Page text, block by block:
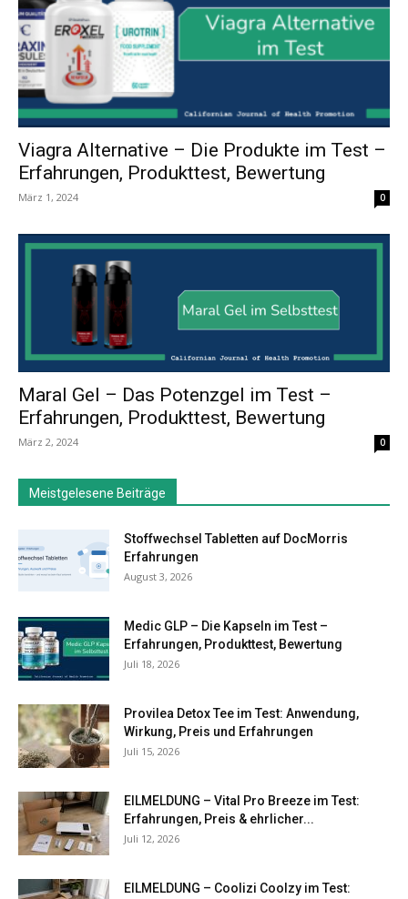
Viagra Alternative – Die Produkte im Test –
Erfahrungen, Produkttest, Bewertung
März 1, 2024 0
Maral Gel – Das Potenzgel im Test –
Erfahrungen, Produkttest, Bewertung
März 2, 2024 0
Meistgelesene Beiträge
Stoffwechsel Tabletten auf DocMorris
Erfahrungen
August 3, 2026
Medic GLP – Die Kapseln im Test –
Erfahrungen, Produkttest, Bewertung
Juli 18, 2026
Provilea Detox Tee im Test: Anwendung,
Wirkung, Preis und Erfahrungen
Juli 15, 2026
EILMELDUNG – Vital Pro Breeze im Test:
Erfahrungen, Preis & ehrlicher...
Juli 12, 2026
EILMELDUNG – Coolizi Coolzy im Test: